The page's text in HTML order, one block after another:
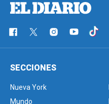
SECCIONES
Nueva York
Mundo